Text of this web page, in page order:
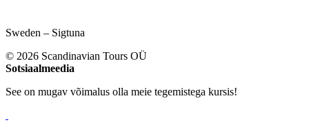
Sweden – Sigtuna
© 2026 Scandinavian Tours OÜ
Sotsiaalmeedia
See on mugav võimalus olla meie tegemistega kursis!